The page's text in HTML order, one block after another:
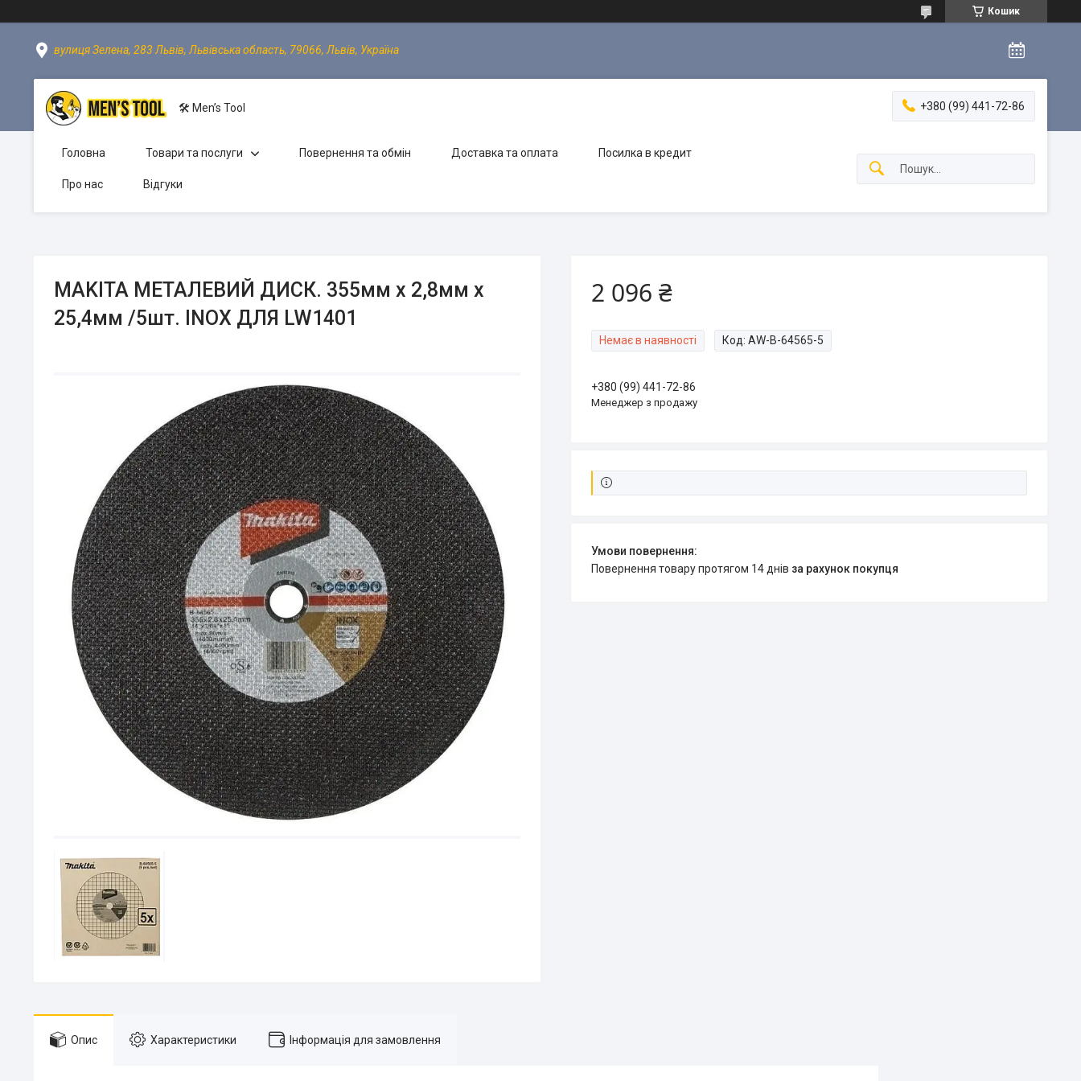
Кошик
вулиця Зелена, 283 Львів, Львівська область, 79066, Львів, Україна
🛠 Men’s Tool +380 (99) 441-72-86
Головна Товари та послуги Повернення та обмін Доставка та оплата Посилка в кредит
Про нас Відгуки
MAKITA МЕТАЛЕВИЙ ДИСК. 355мм х 2,8мм х
25,4мм /5шт. INOX ДЛЯ LW1401
2 096 ₴
Немає в наявності Код: AW-B-64565-5
+380 (99) 441-72-86
Менеджер з продажу
повернення товару протягом 14 днів за рахунок покупця
Опис Характеристики Інформація для замовлення